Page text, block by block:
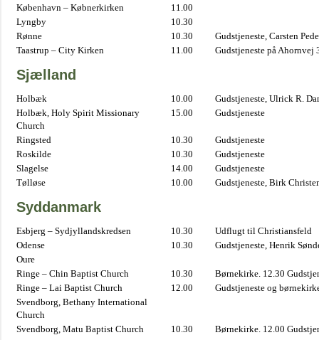
København – Købnerkirken
11.00
Lyngby
10.30
Rønne
10.30
Gudstjeneste, Carsten
Taastrup – City Kirken
11.00 Gudstjeneste på Ahornvej
Sjælland
Holbæk 10.00
Gudstjeneste, Ulrick R.
Holbæk, Holy Spirit Missionary
Church
15.00 Gudstjeneste
Ringsted 10.30
Gudstjeneste
Roskilde
10.30
Gudstjeneste
Slagelse
14.00
Gudstjeneste
Tølløse
10.00 Gudstjeneste, Birk
Syddanmark
Esbjerg – Sydjyllandskredsen 10.30
Udflugt til Christiansfeld
Odense
10.30
Gudstjeneste, Henrik
Oure
Ringe – Chin Baptist Church
10.30
Børnekirke. 12.30
Ringe – Lai Baptist Church
12.00
Gudstjeneste og
Svendborg, Bethany International
Church
Svendborg, Matu Baptist Church
10.30
Børnekirke. 12.00